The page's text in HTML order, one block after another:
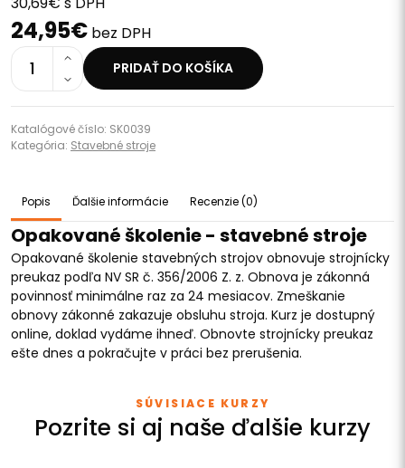
24,95€ bez DPH
1 PRIDAŤ DO KOŠÍKA
Katalógové číslo: SK0039
Kategória: Stavebné stroje
Popis Ďalšie informácie Recenzie (0)
Opakované školenie - stavebné stroje
Opakované školenie stavebných strojov obnovuje strojnícky
preukaz podľa NV SR č. 356/2006 Z. z. Obnova je zákonná
povinnosť minimálne raz za 24 mesiacov. Zmeškanie
obnovy zákonné zakazuje obsluhu stroja. Kurz je dostupný
online, doklad vydáme ihneď. Obnovte strojnícky preukaz
ešte dnes a pokračujte v práci bez prerušenia.
SÚVISIACE KURZY
Pozrite si aj naše ďalšie kurzy